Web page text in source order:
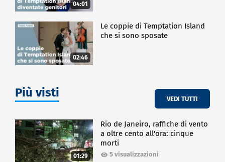
04:01
02:46
Le coppie di Temptation Island
che si sono sposate
Più visti VEDI TUTTI
01:29
Rio de Janeiro, raffiche di vento
a oltre cento all'ora: cinque
morti
5 visualizzazioni